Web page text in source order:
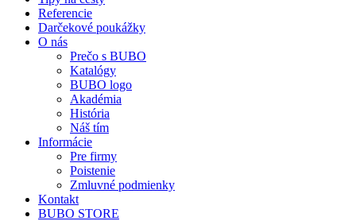
Referencie
Darčekové poukážky
O nás
Prečo s BUBO
Katalógy
BUBO logo
Akadémia
História
Náš tím
Informácie
Pre firmy
Poistenie
Zmluvné podmienky
Kontakt
BUBO STORE